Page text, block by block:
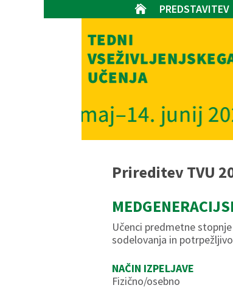
 PREDSTAVITEV
Prireditev TVU
Učenci predmetne
sodelovanja in
NAČIN IZPELJAVE
Fizično/osebno